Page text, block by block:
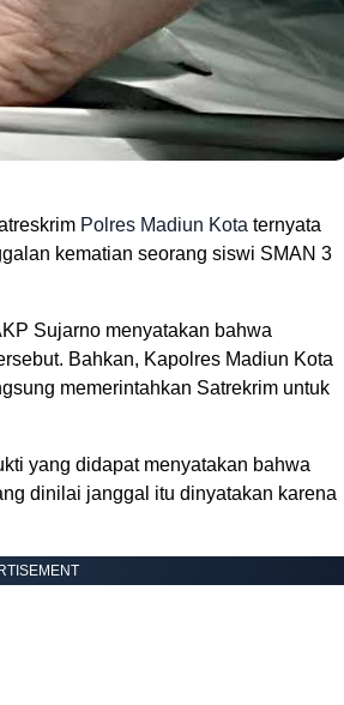
Polres Madiun Kota ternyata
kematian seorang siswi SMAN 3
Sujarno menyatakan bahwa
Bahkan, Kapolres Madiun Kota
memerintahkan Satrekrim untuk
yang didapat menyatakan bahwa
dinilai janggal itu dinyatakan karena